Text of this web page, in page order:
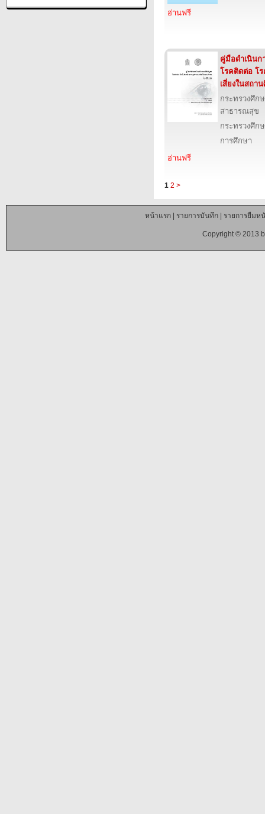
อ่านฟรี
คู่มือดำเนินก
โรคติดต่อ โ
เสี่ยงในสถา
กระทรวงศึก
สาธารณสุข
กระทรวงศึก
การศึกษา
อ่านฟรี
1 2 >
หน้าแรก| รายการบันทึก| รายการยืมห
Copyright © 2013